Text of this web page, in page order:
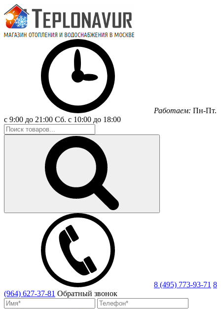
Работаем: Пн-Пт.
с 9:00 до 21:00 Сб. с 10:00 до 18:00
8 (495) 773-93-71 8
(964) 627-37-81 Обратный звонок